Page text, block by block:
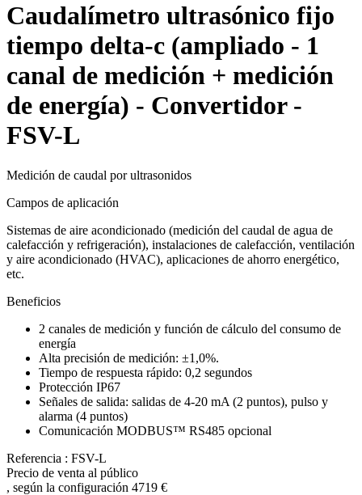
Caudalímetro ultrasónico fijo
tiempo delta-c (ampliado - 1
canal de medición + medición
de energía) - Convertidor -
FSV-L
Medición de caudal por ultrasonidos
Campos de aplicación
Sistemas de aire acondicionado (medición del caudal de agua de
calefacción y refrigeración), instalaciones de calefacción, ventilación
y aire acondicionado (HVAC), aplicaciones de ahorro energético,
etc.
Beneficios
2 canales de medición y función de cálculo del consumo de
energía
Alta precisión de medición: ±1,0%.
Tiempo de respuesta rápido: 0,2 segundos
Protección IP67
Señales de salida: salidas de 4-20 mA (2 puntos), pulso y
alarma (4 puntos)
Comunicación MODBUS™ RS485 opcional
Referencia : FSV-L
Precio de venta al público
, según la configuración 4719 €